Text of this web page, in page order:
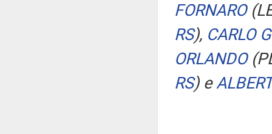
FORNARO
RS), CARLO
ORLANDO
RS)e